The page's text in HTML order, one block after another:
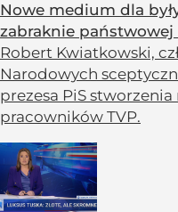
Nowe medium dla
zabraknie państwowej
Robert Kwiatkowski,
Narodowych
prezesa PiS
pracowników TVP.